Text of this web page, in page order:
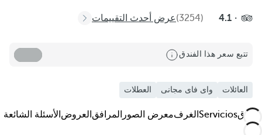
4.1
(3254) عرض أحدث التقييمات
تتبع سعر هذا الفندق
العائلات واى فاى مجانى العطلات
الفندقServicios الغرفمعرض الصور المرافق العروض الأسئلة الشائعة